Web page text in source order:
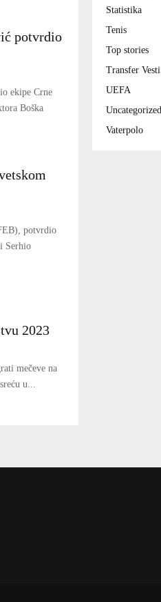
potvrdio
ekipe Crne
Boška
potvrdio
Serhio
2023
mečeve na
u...
Statistika
Tenis
Top stories
Transfer Vesti
UEFA
Uncategorized
Vaterpolo